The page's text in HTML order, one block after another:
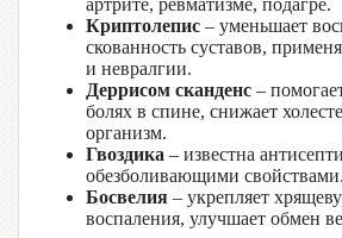
Криптолепис – уменьшает
скованность суставов,
и невралгии.
Деррисом сканденс –
болях в спине, снижает
организм.
Гвоздика – известна
обезболивающими свойствами.
Босвелия – укрепляет
воспаления, улучшает обмен